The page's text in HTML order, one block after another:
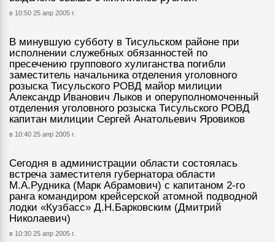
в 10:50 25 апр 2005 г.
В минувшую субботу в Тисульском районе при
исполнении служебных обязанностей по
пресечению группового хулиганства погибли
заместитель начальника отделения уголовного
розыска Тисульского РОВД майор милиции
Александр Иванович Лыков и оперуполномоченный
отделения уголовного розыска Тисульского РОВД
капитан милиции Сергей Анатольевич Яровиков
в 10:40 25 апр 2005 г.
Сегодня в администрации области состоялась
встреча заместителя губернатора области
М.А.Рудника (Марк Абрамович) с капитаном 2-го
ранга командиром крейсерской атомной подводной
лодки «Кузбасс» Д.Н.Барковским (Дмитрий
Николаевич)
в 10:30 25 апр 2005 г.